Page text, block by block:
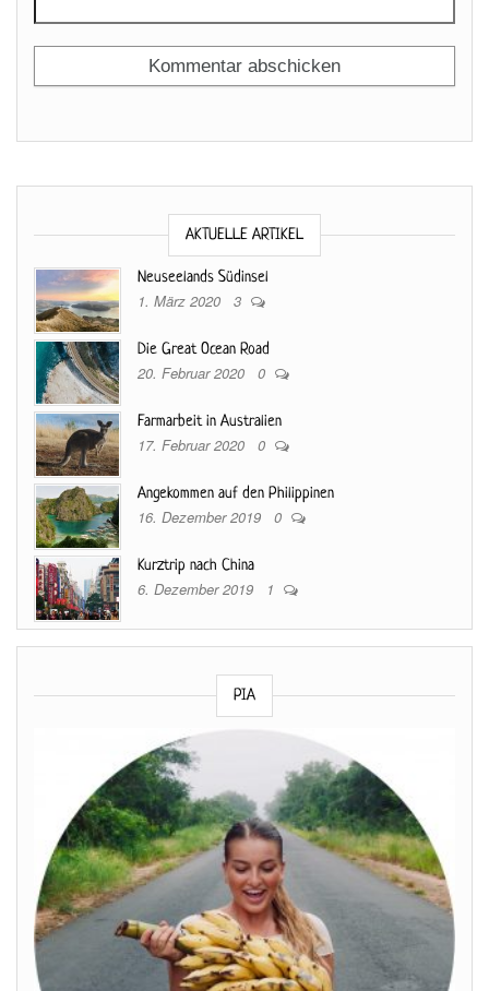
AKTUELLE ARTIKEL
Neuseelands Südinsel
1. März 2020 3
Die Great Ocean Road
20. Februar 2020 0
Farmarbeit in Australien
17. Februar 2020 0
Angekommen auf den Philippinen
16. Dezember 2019 0
Kurztrip nach China
6. Dezember 2019 1
PIA